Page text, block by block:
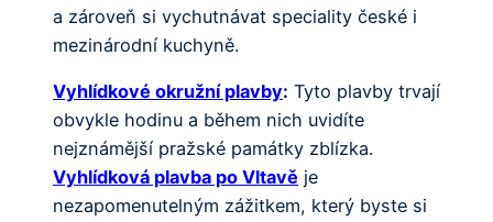
a zároveň si vychutnávat speciality české i
mezinárodní kuchyně.
Vyhlídkové okružní plavby: Tyto plavby trvají
obvykle hodinu a během nich uvidíte
nejznámější pražské památky zblízka.
Vyhlídková plavba po Vltavě je
nezapomenutelným zážitkem, který byste si